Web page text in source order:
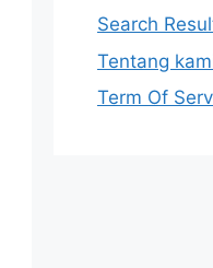
Search
Tentang
Term Of